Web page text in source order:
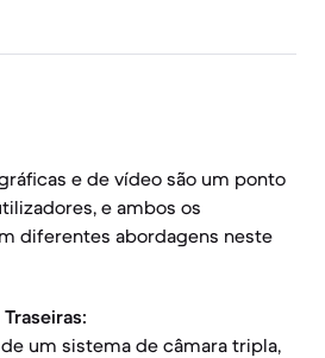
e de vídeo são um ponto
e ambos os
diferentes abordagens neste
um sistema de câmara tripla,